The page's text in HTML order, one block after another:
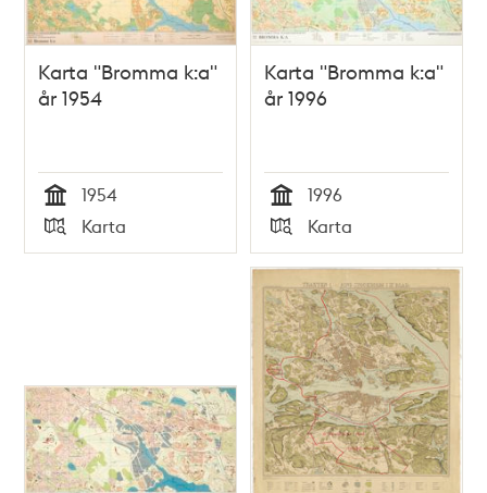
Karta "Bromma k:a"
år 1954
Tid
1954
Typ
Karta
Karta "Bromma k:a"
år 1996
Tid
1996
Typ
Karta